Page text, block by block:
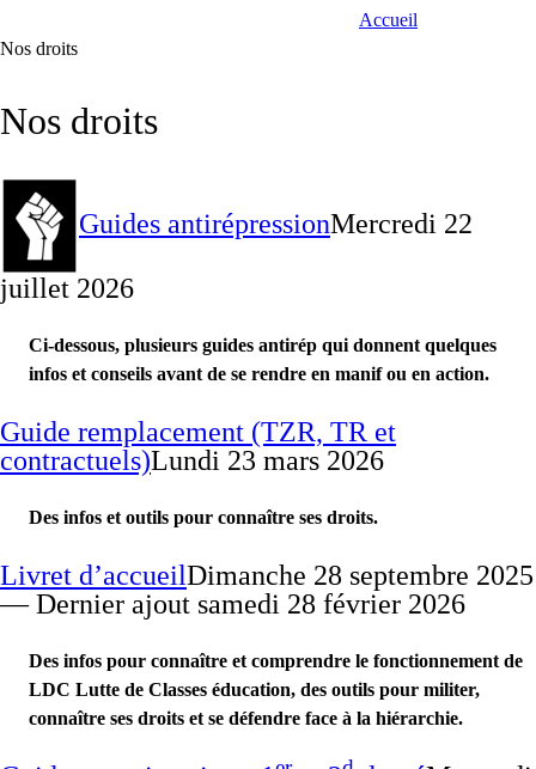
Accueil
Nos droits
Nos droits
Guides antirépressionMercredi 22
juillet 2026
Ci-dessous, plusieurs guides antirép qui donnent quelques
infos et conseils avant de se rendre en manif ou en action.
Guide remplacement (TZR, TR et
contractuels)Lundi 23 mars 2026
Des infos et outils pour connaître ses droits.
Livret d’accueilDimanche 28 septembre 2025
— Dernier ajout samedi 28 février 2026
Des infos pour connaître et comprendre le fonctionnement de
LDC Lutte de Classes éducation, des outils pour militer,
connaître ses droits et se défendre face à la hiérarchie.